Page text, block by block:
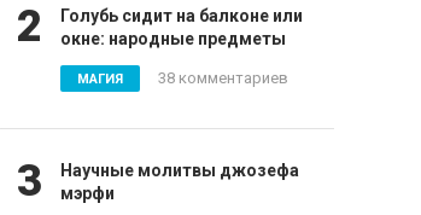
2
Голубь сидит на балконе или
окне: народные предметы
МАГИЯ 38 комментариев
3
Научные молитвы джозефа
мэрфи